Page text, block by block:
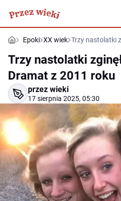
Epoki XX wiek Trzy nastolatki
Trzy nastolatki
Dramat z 2011 roku
przez wieki
17 sierpnia 2025, 05:30